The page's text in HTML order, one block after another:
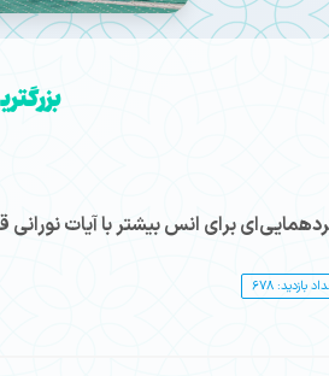
برای انس بیشتر با آیات
بازدید: 678